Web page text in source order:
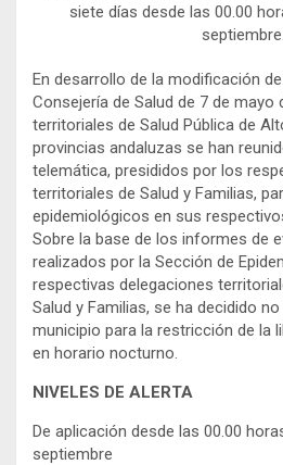
siete días desde las 00.00
septiembre.
En desarrollo de la modificación
Consejería de Salud de 7 de mayo
territoriales de Salud Pública de
provincias andaluzas se han
telemática, presididos por los
territoriales de Salud y Familias,
epidemiológicos en sus
Sobre la base de los informes de
realizados por la Sección de
respectivas delegaciones
Salud y Familias, se ha decidido
municipio para la restricción de la
en horario nocturno.
NIVELES DE ALERTA
De aplicación desde las 00.00
septiembre